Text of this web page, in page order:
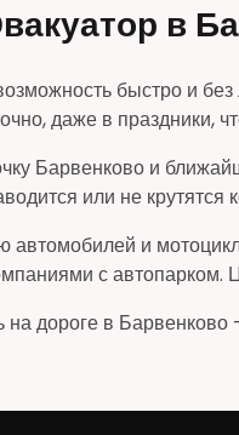
в
быстро и
даже в
Барвенково и
или не
автомобилей и
с
дороге в